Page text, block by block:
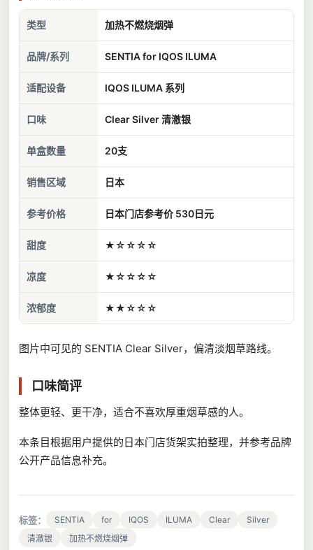
类型 加热不燃烧烟弹
品牌/系列 SENTIA for IQOS ILUMA
适配设备 IQOS ILUMA 系列
口味 Clear Silver 清澈银
单盒数量 20支
销售区域 日本
参考价格 日本门店参考价 530日元
甜度 ★☆☆☆☆
凉度 ★☆☆☆☆
浓郁度 ★★☆☆☆
图片中可见的 SENTIA Clear Silver，偏清淡烟草路线。
口味简评
整体更轻、更干净，适合不喜欢厚重烟草感的人。
本条目根据用户提供的日本门店货架实拍整理，并参考品牌
公开产品信息补充。
标签： SENTIA for IQOS ILUMA Clear
Silver
清澈银
加热不燃烧烟弹